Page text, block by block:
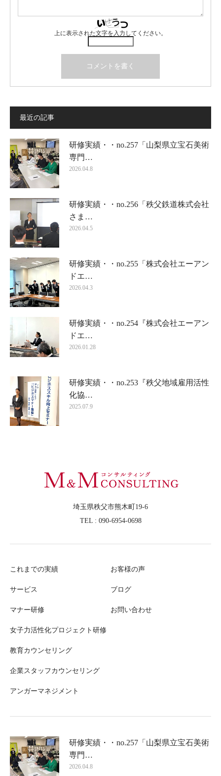
上に表示された文字を入力してください。
最近の記事
研修実績・・no.257「山梨県立宝石美術
専門…
2026.04.8
研修実績・・no.256「秩父鉄道株式会社
さま…
2026.04.5
研修実績・・no.255「株式会社エーアン
ドエ…
2026.04.3
研修実績・・no.254『株式会社エーアン
ドエ…
2026.01.28
研修実績・・no.253『秩父地域雇用活性
化協…
2025.07.9
埼玉県秩父市熊木町19-6
TEL : 090-6954-0698
これまでの実績
サービス
マナー研修
女子力活性化プロジェクト研修
教育カウンセリング
企業スタッフカウンセリング
アンガーマネジメント
お客様の声
ブログ
お問い合わせ
研修実績・・no.257「山梨県立宝石美術
専門…
2026.04.8